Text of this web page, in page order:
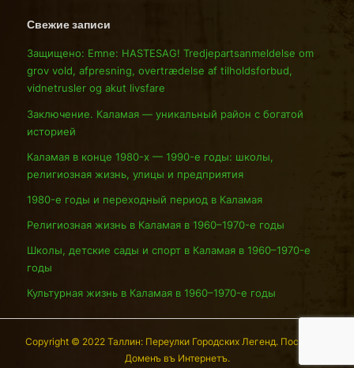
Свежие записи
Защищено: Emne: HASTESAG! Tredjepartsanmeldelse om
grov vold, afpresning, overtrædelse af tilholdsforbud,
vidnetrusler og akut livsfare
Заключение. Каламая — уникальный район с богатой
историей
Каламая в конце 1980-х — 1990-е годы: школы,
религиозная жизнь, улицы и предприятия
1980-е годы и переходный период в Каламая
Религиозная жизнь в Каламая в 1960–1970-е годы
Школы, детские сады и спорт в Каламая в 1960–1970-е
годы
Культурная жизнь в Каламая в 1960–1970-е годы
Copyright © 2022 Таллин: Переулки Городских Легенд. Послѣдній
Доменъ въ Интернетъ.